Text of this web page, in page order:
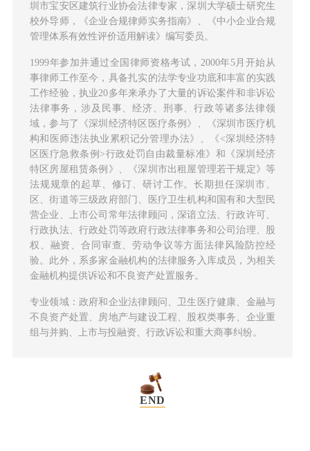
圳市宝安区建筑行业协会法律专家，深圳大学硕士研究生
校外导师，《企业合规律师实务指南》、《中小企业合规
管理体系有效性评价适用解读》编写委员。
1999年参加并通过全国律师资格考试，2000年5月开始从
事律师工作至今，具备扎实的法学专业功底和丰富的实践
工作经验，执业20多年来承办了大量的诉讼案件和非诉讼
法律事务，涉及民事、经济、刑事、行政等诸多法律领
域，参与了《深圳经济特区医疗条例》、《深圳市医疗机
构和医师违法执业累积记分管理办法》、《<深圳经济特
区医疗急救条例>行政处罚自由裁量标准》和《深圳经济
特区房屋租赁条例》、《深圳市出租屋管理若干规定》等
法规规章的起草、修订、研讨工作。长期担任深圳市、
区、街道等三级政府部门、医疗卫生机构和国有和大型民
营企业、上市公司常年法律顾问，深谙立法、行政许可、
行政执法、行政处罚等政府行政法律事务和公司治理、股
权、融资、合同审查、劳动争议等方面法律风险防控经
验。此外，系多家金融机构的法律服务入库成员，为相关
金融机构提供诉讼和不良资产处置服务。
专业领域：政府和企业法律顾问、卫生医疗健康、金融与
不良资产处置、房地产与建设工程、股权类事务、企业重
组与并购、上市与投融资、行政诉讼和重大商事纠纷。
END